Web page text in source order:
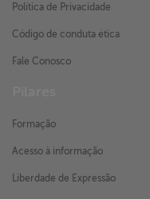
Política de Privacidade
Código de conduta ética
Fale Conosco
Formação
Acesso à informação
Liberdade de Expressão